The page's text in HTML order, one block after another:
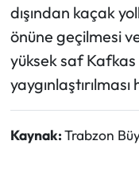
dışından kaçak
önüne geçilmesi
yüksek saf Kafkas
Kaynak:Trabzon